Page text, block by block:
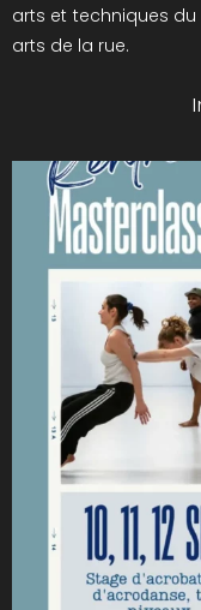
arts et techniques
arts de la rue.